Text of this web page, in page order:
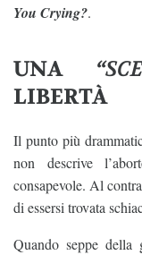
You Crying?.
UNA
LIBERTÀ
Il punto più
non descrive
consapevole. Al
di essersi trovata
Quando seppe